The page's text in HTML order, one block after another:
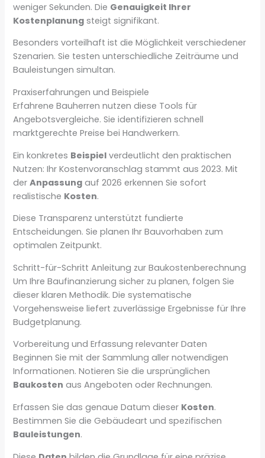
weniger Sekunden. Die Genauigkeit Ihrer
Kostenplanung steigt signifikant.
Besonders vorteilhaft ist die Möglichkeit verschiedener
Szenarien. Sie testen unterschiedliche Zeiträume und
Bauleistungen simultan.
Praxiserfahrungen und Beispiele
Erfahrene Bauherren nutzen diese Tools für
Angebotsvergleiche. Sie identifizieren schnell
marktgerechte Preise bei Handwerkern.
Ein konkretes Beispiel verdeutlicht den praktischen
Nutzen: Ihr Kostenvoranschlag stammt aus 2023. Mit
derAnpassung auf 2026 erkennen Sie sofort
realistische Kosten.
Diese Transparenz unterstützt fundierte
Entscheidungen. Sie planen Ihr Bauvorhaben zum
optimalen Zeitpunkt.
Schritt-für-Schritt Anleitung zur Baukostenberechnung
Um Ihre Baufinanzierung sicher zu planen, folgen Sie
dieser klaren Methodik. Die systematische
Vorgehensweise liefert zuverlässige Ergebnisse für Ihre
Budgetplanung.
Vorbereitung und Erfassung relevanter Daten
Beginnen Sie mit der Sammlung aller notwendigen
Informationen. Notieren Sie die ursprünglichen
Baukosten aus Angeboten oder Rechnungen.
Erfassen Sie das genaue Datum dieser Kosten.
Bestimmen Sie die Gebäudeart und spezifischen
Bauleistungen.